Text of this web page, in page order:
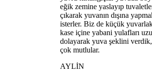
eğik zemine yaslayıp
çıkarak yuvanın dışına
isterler. Biz de küçük
kase içine yabani yulafları
dolayarak yuva şeklini
çok mutlular.
AYLİN